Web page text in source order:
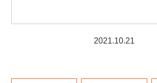
2021.10.21